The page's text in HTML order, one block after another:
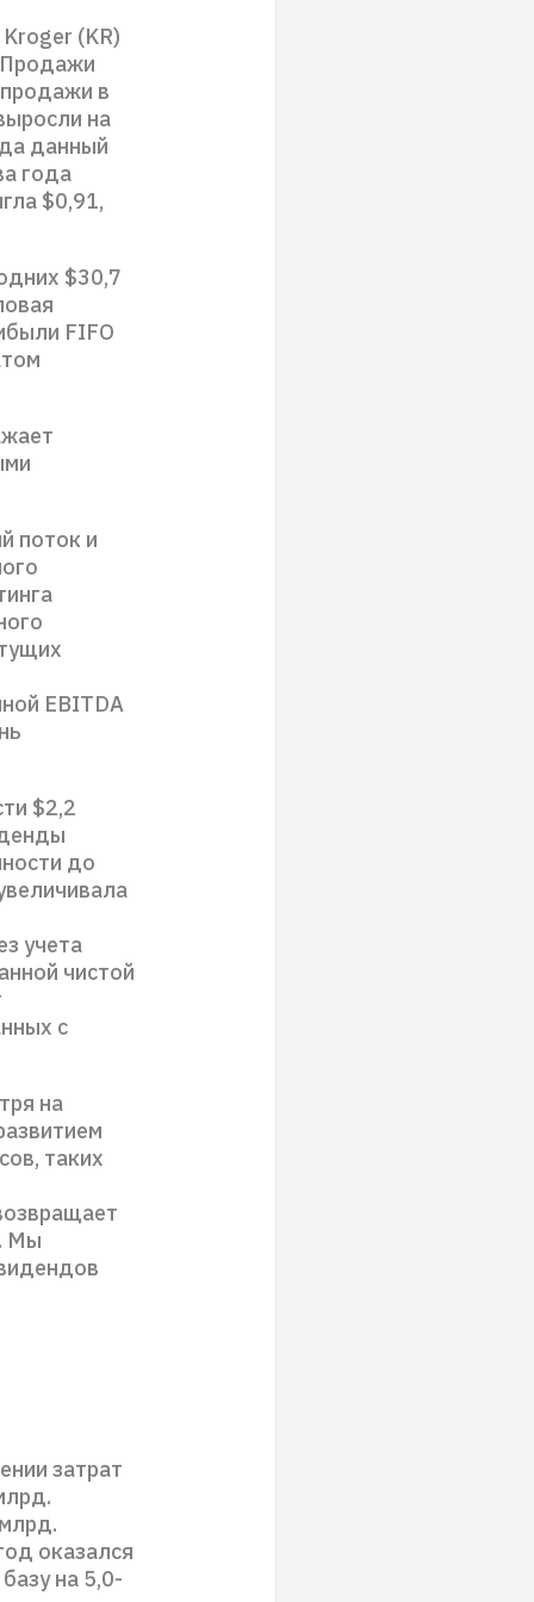
(KR)
Продажи
в
на
данный
года
$0,91,
$30,7
FIFO
поток и
EBITDA
$2,2
до
учета
чистой
с
на
таких
Мы
затрат
оказался
на 5,0-